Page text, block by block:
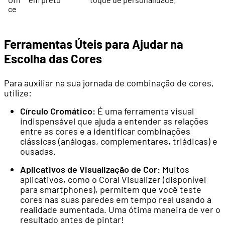
ce
Ferramentas Úteis para Ajudar na
Escolha das Cores
Para auxiliar na sua jornada de combinação de cores,
utilize:
Círculo Cromático: É uma ferramenta visual
indispensável que ajuda a entender as relações
entre as cores e a identificar combinações
clássicas (análogas, complementares, triádicas) e
ousadas.
Aplicativos de Visualização de Cor: Muitos
aplicativos, como o Coral Visualizer (disponível
para smartphones), permitem que você teste
cores nas suas paredes em tempo real usando a
realidade aumentada. Uma ótima maneira de ver o
resultado antes de pintar!